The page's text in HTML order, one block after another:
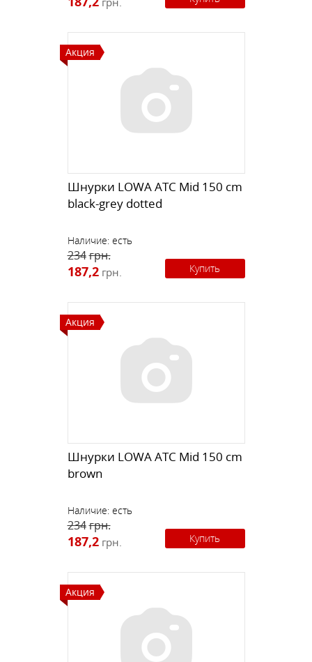
Акция
Шнурки LOWA ATC Mid 150 cm
black-grey dotted
Наличие: есть
234грн.
187,2 грн. Купить
Акция
Шнурки LOWA ATC Mid 150 cm
brown
Наличие: есть
234грн.
187,2 грн. Купить
Акция